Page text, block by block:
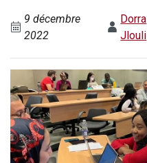
9 décembre
2022
Dorra
Jlouli